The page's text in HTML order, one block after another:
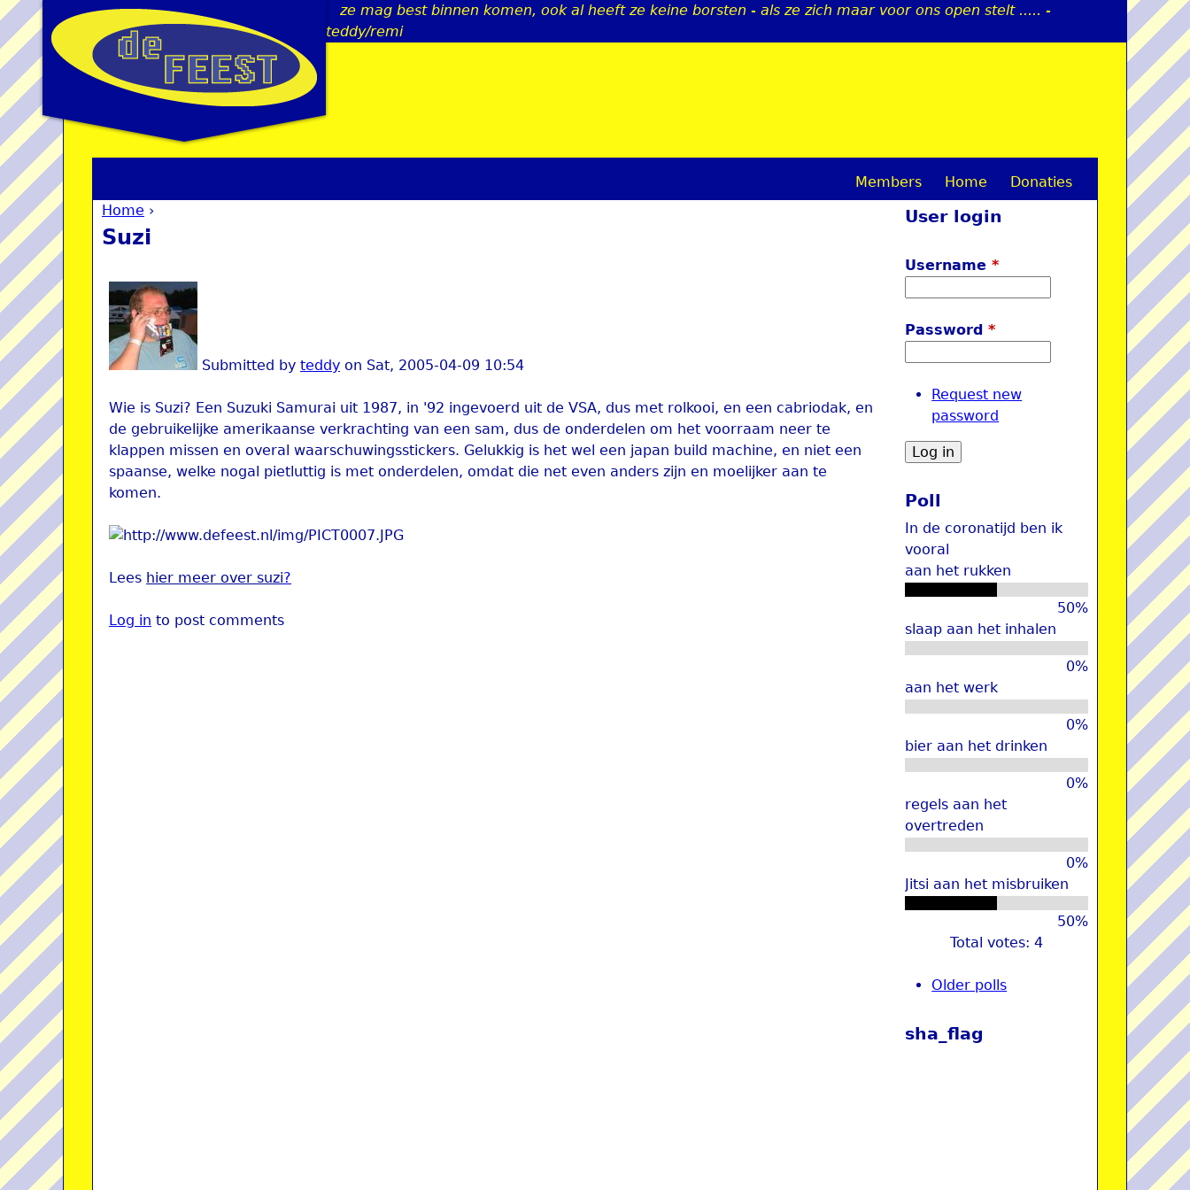
Jump to navigation
ze mag best binnen komen, ook al heeft ze keine borsten - als ze zich maar voor ons open stelt ..... -
teddy/remi
You are here
Home ›
Suzi
Submitted by teddy on Sat, 2005-04-09 10:54
Wie is Suzi? Een Suzuki Samurai uit 1987, in '92 ingevoerd uit de VSA, dus met rolkooi, en een cabriodak, en
de gebruikelijke amerikaanse verkrachting van een sam, dus de onderdelen om het voorraam neer te
klappen missen en overal waarschuwingsstickers. Gelukkig is het wel een japan build machine, en niet een
spaanse, welke nogal pietluttig is met onderdelen, omdat die net even anders zijn en moelijker aan te
komen.
Lees hier meer over suzi?
Log in to post comments
M
Members Home Donaties
User login
Username*
Password*
Request new
password
Poll
In de coronatijd ben ik
vooral
aan het rukken
50%
slaap aan het inhalen
0%
aan het werk
0%
bier aan het drinken
0%
regels aan het
overtreden
0%
Jitsi aan het misbruiken
50%
Total votes: 4
Older polls
sha_flag